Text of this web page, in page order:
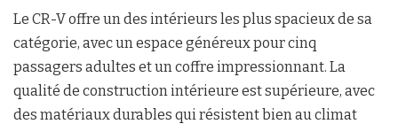
Le CR-V offre un des intérieurs les plus spacieux de sa
catégorie, avec un espace généreux pour cinq
passagers adultes et un coffre impressionnant. La
qualité de construction intérieure est supérieure, avec
des matériaux durables qui résistent bien au climat